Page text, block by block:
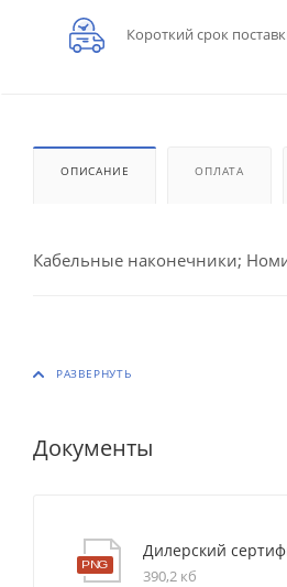
Короткий срок
ОПИСАНИЕ ОПЛАТА
Кабельные наконечники;
Документы
Дилерский
390,2 кб